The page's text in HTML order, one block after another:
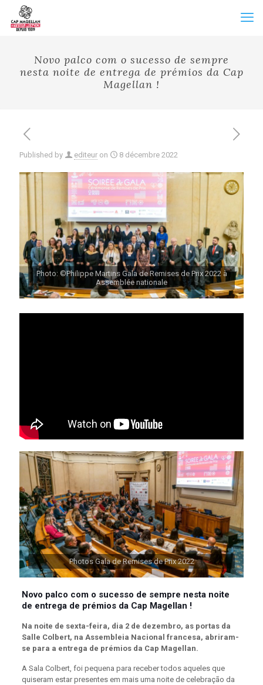
Novo palco com o sucesso de sempre
nesta noite de entrega de prémios da Cap
Magellan !
Published by editeur on 8 décembre 2022
Photo: ©Philippe Martins Gala de Remises de Prix 2022 à
Assemblée nationale
Photos Gala de Remises de Prix 2022
Novo palco com o sucesso de sempre nesta noite
de entrega de prémios da Cap Magellan !
Na noite de sexta-feira, dia 2 de dezembro, as portas da
Salle Colbert, na Assembleia Nacional francesa, abriram-
se para a entrega de prémios da Cap Magellan.
A Sala Colbert, foi pequena para receber todos aqueles que
quiseram estar presentes em mais uma noite de celebração da